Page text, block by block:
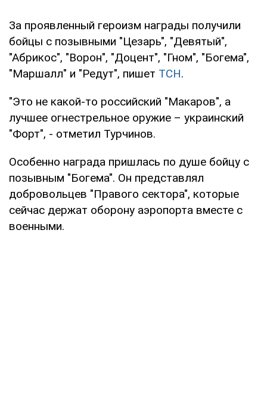
За проявленный героизм награды получили
бойцы с позывными "Цезарь", "Девятый",
"Абрикос", "Ворон", "Доцент", "Гном", "Богема",
"Маршалл" и "Редут", пишет ТСН.
"Это не какой-то российский "Макаров", а
лучшее огнестрельное оружие – украинский
"Форт", - отметил Турчинов.
Особенно награда пришлась по душе бойцу с
позывным "Богема". Он представлял
добровольцев "Правого сектора", которые
сейчас держат оборону аэропорта вместе с
военными.